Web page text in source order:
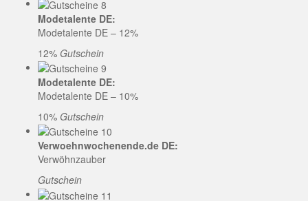
Modetalente DE:
Modetalente DE – 12%
12% Gutschein
Modetalente DE:
Modetalente DE – 10%
10% Gutschein
Verwoehnwochenende.de DE:
Verwöhnzauber
Gutschein